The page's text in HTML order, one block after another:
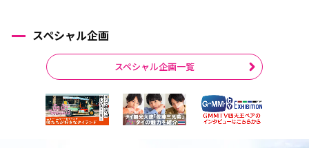
スペシャル企画
スペシャル企画一覧